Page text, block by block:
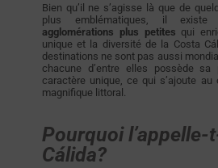
Bien qu’il ne s’agisse là que de
plus emblématiques, il existe
agglomérations plus petites qui
unique et la diversité de la Costa
destinations ne sont pas aussi
chacune d’entre elles possède
caractère unique, ce qui s’ajoute au
magnifique littoral.
Pourquoi l’appelle-
Cálida?